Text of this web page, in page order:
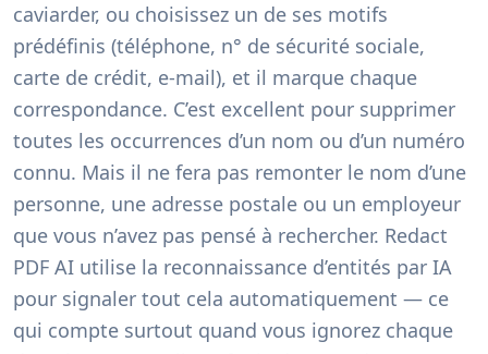
caviarder, ou choisissez un de ses motifs
prédéfinis (téléphone, n° de sécurité sociale,
carte de crédit, e-mail), et il marque chaque
correspondance. C’est excellent pour supprimer
toutes les occurrences d’un nom ou d’un numéro
connu. Mais il ne fera pas remonter le nom d’une
personne, une adresse postale ou un employeur
que vous n’avez pas pensé à rechercher. Redact
PDF AI utilise la reconnaissance d’entités par IA
pour signaler tout cela automatiquement — ce
qui compte surtout quand vous ignorez chaque